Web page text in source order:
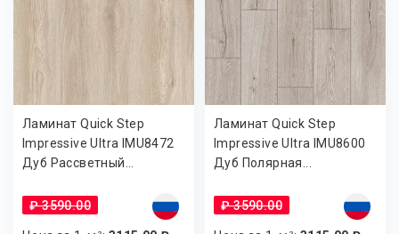
Ламинат Quick Step
Impressive Ultra IMU8472
Дуб Рассветный...
₽ 3590.00
Ламинат Quick Step
Impressive Ultra IMU8600
Дуб Полярная...
₽ 3590.00